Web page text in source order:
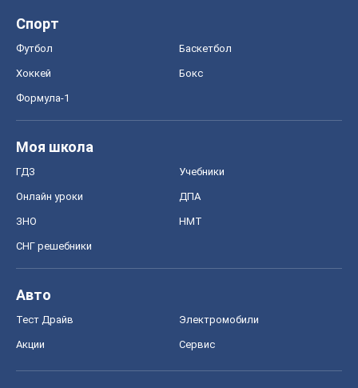
Спорт
Футбол Баскетбол
Хоккей Бокс
Формула-1
Моя школа
ГДЗ Учебники
Онлайн уроки ДПА
ЗНО НМТ
СНГ решебники
Авто
Тест Драйв Электромобили
Акции Сервис